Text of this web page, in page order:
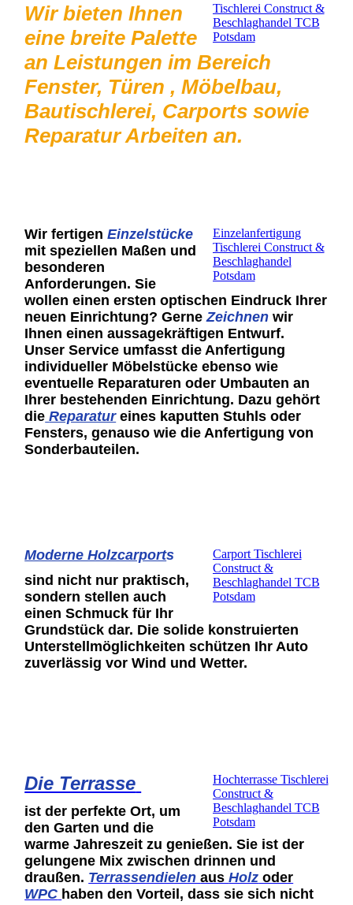
Tischlerei Construct &
Beschlaghandel TCB
Potsdam
Wir bieten Ihnen
eine breite Palette
an Leistungen im Bereich
Fenster, Türen , Möbelbau,
Bautischlerei, Carports sowie
Reparatur Arbeiten an.
Einzelanfertigung
Tischlerei Construct &
Beschlaghandel
Potsdam
Wir fertigen Einzelstücke
mit speziellen Maßen und
besonderen
Anforderungen. Sie
wollen einen ersten optischen Eindruck Ihrer
neuen Einrichtung? GerneZeichnen wir
Ihnen einen aussagekräftigen Entwurf.
Unser Service umfasst die Anfertigung
individueller Möbelstücke ebenso wie
eventuelle Reparaturen oder Umbauten an
Ihrer bestehenden Einrichtung. Dazu gehört
die Reparatureines kaputten Stuhls oder
Fensters, genauso wie die Anfertigung von
Sonderbauteilen.
Carport Tischlerei
Construct &
Beschlaghandel TCB
Potsdam
Moderne Holzcarports
sind nicht nur praktisch,
sondern stellen auch
einen Schmuck für Ihr
Grundstück dar. Die solide konstruierten
Unterstellmöglichkeiten schützen Ihr Auto
zuverlässig vor Wind und Wetter.
Hochterrasse Tischlerei
Construct &
Beschlaghandel TCB
Potsdam
Die Terrasse
ist der perfekte Ort, um
den Garten und die
warme Jahreszeit zu genießen. Sie ist der
gelungene Mix zwischen drinnen und
draußen. TerrassendielenausHolz oder
WPC haben den Vorteil, dass sie sich nicht